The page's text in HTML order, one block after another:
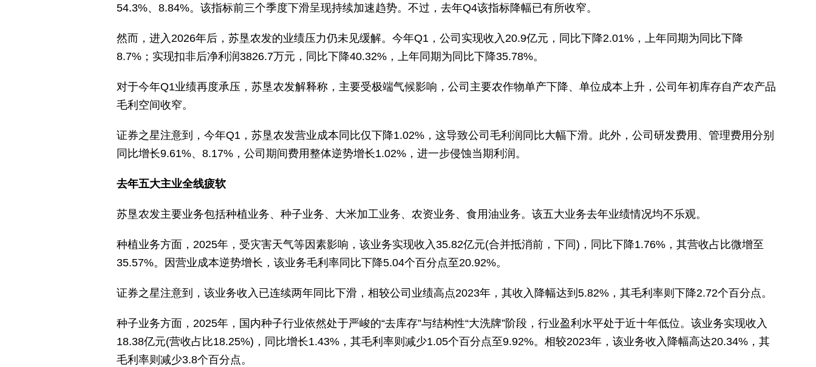
54.3%、8.84%。该指标前三个季度下滑呈现持续加速趋势。不过，去年Q4该指标降幅已有所收窄。
然而，进入2026年后，苏垦农发的业绩压力仍未见缓解。今年Q1，公司实现收入20.9亿元，同比下降2.01%，上年同期为同比下降
8.7%；实现扣非后净利润3826.7万元，同比下降40.32%，上年同期为同比下降35.78%。
对于今年Q1业绩再度承压，苏垦农发解释称，主要受极端气候影响，公司主要农作物单产下降、单位成本上升，公司年初库存自产农产品
毛利空间收窄。
证券之星注意到，今年Q1，苏垦农发营业成本同比仅下降1.02%，这导致公司毛利润同比大幅下滑。此外，公司研发费用、管理费用分别
同比增长9.61%、8.17%，公司期间费用整体逆势增长1.02%，进一步侵蚀当期利润。
去年五大主业全线疲软
苏垦农发主要业务包括种植业务、种子业务、大米加工业务、农资业务、食用油业务。该五大业务去年业绩情况均不乐观。
种植业务方面，2025年，受灾害天气等因素影响，该业务实现收入35.82亿元(合并抵消前，下同)，同比下降1.76%，其营收占比微增至
35.57%。因营业成本逆势增长，该业务毛利率同比下降5.04个百分点至20.92%。
证券之星注意到，该业务收入已连续两年同比下滑，相较公司业绩高点2023年，其收入降幅达到5.82%，其毛利率则下降2.72个百分点。
种子业务方面，2025年，国内种子行业依然处于严峻的“去库存”与结构性“大洗牌”阶段，行业盈利水平处于近十年低位。该业务实现收入
18.38亿元(营收占比18.25%)，同比增长1.43%，其毛利率则减少1.05个百分点至9.92%。相较2023年，该业务收入降幅高达20.34%，其
毛利率则减少3.8个百分点。